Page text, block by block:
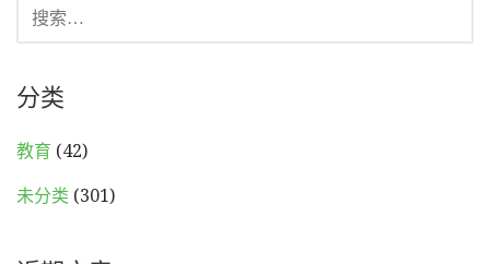
索：
分类
教育 (42)
未分类 (301)